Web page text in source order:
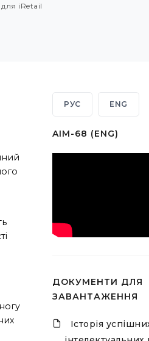
iRetail
РУС ENG
AIM-68 (ENG)
ДОКУМЕНТИ ДЛЯ
ЗАВАНТАЖЕННЯ
Історія